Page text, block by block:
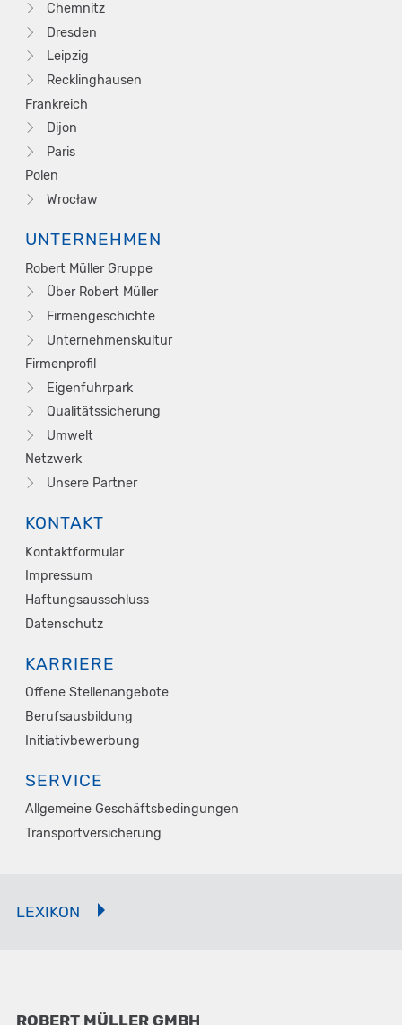
Chemnitz
Dresden
Leipzig
Recklinghausen
Frankreich
Dijon
Paris
Polen
Wrocław
UNTERNEHMEN
Robert Müller Gruppe
Über Robert Müller
Firmengeschichte
Unternehmenskultur
Firmenprofil
Eigenfuhrpark
Qualitätssicherung
Umwelt
Netzwerk
Unsere Partner
KONTAKT
Kontaktformular
Impressum
Haftungsausschluss
Datenschutz
KARRIERE
Offene Stellenangebote
Berufsausbildung
Initiativbewerbung
SERVICE
Allgemeine Geschäftsbedingungen
Transportversicherung
LEXIKON
ROBERT MÜLLER GMBH